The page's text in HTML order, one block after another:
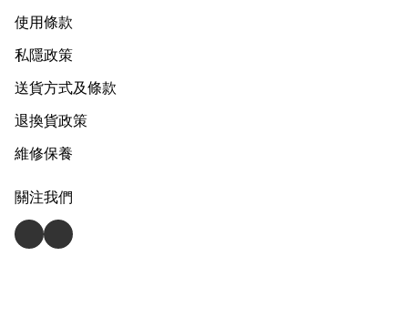
使用條款
私隱政策
送貨方式及條款
退換貨政策
維修保養
關注我們